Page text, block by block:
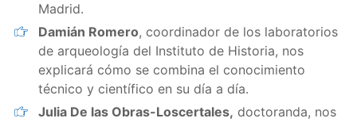
Madrid.
Damián Romero, coordinador de los laboratorios
de arqueología del Instituto de Historia, nos
explicará cómo se combina el conocimiento
técnico y científico en su día a día.
Julia De las Obras-Loscertales, doctoranda, nos